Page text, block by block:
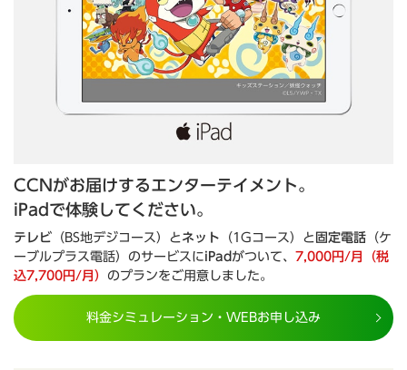
CCNがお届けするエンターテイメント。
iPadで体験してください。
テレビ （BS地デジコース）と ネット （1Gコース）と 固定電話 （ケ
ーブルプラス電話）のサービスにiPad がついて、 7,000円/月（税
込7,700円/月） のプランをご用意しました。
料金シミュレーション・WEBお申し込み